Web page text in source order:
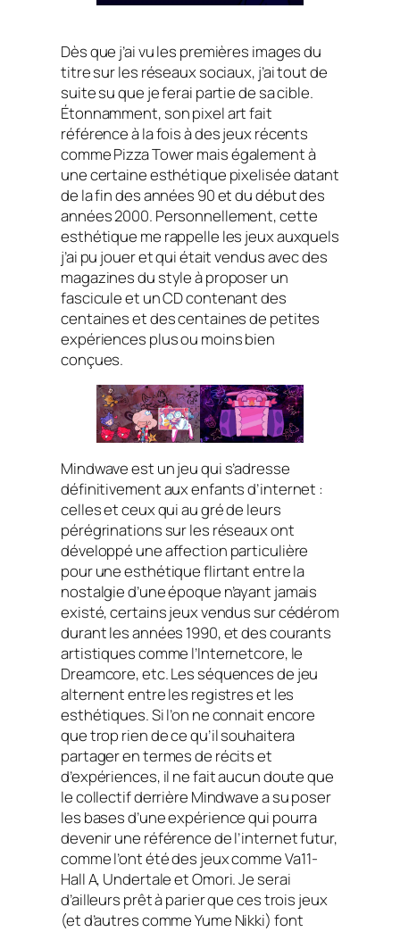
Dès que j’ai vu les premières images du
titre sur les réseaux sociaux, j’ai tout de
suite su que je ferai partie de sa cible.
Étonnamment, son pixel art fait
référence à la fois à des jeux récents
commePizza Towermais également à
une certaine esthétique pixelisée datant
de la fin des années 90 et du début des
années 2000. Personnellement, cette
esthétique me rappelle les jeux auxquels
j’ai pu jouer et qui était vendus avec des
magazines du style à proposer un
fascicule et un CD contenant des
centaines et des centaines de petites
expériences plus ou moins bien
conçues.
Mindwave est un jeu qui s’adresse
définitivement aux enfants d’internet :
celles et ceux qui au gré de leurs
pérégrinations sur les réseaux ont
développé une affection particulière
pour une esthétique flirtant entre la
nostalgie d’une époque n’ayant jamais
existé, certains jeux vendus sur cédérom
durant les années 1990, et des courants
artistiques comme l’Internetcore, le
Dreamcore, etc. Les séquences de jeu
alternent entre les registres et les
esthétiques. Si l’on ne connait encore
que trop rien de ce qu’il souhaitera
partager en termes de récits et
d’expériences, il ne fait aucun doute que
le collectif derrière Mindwave a su poser
les bases d’une expérience qui pourra
devenir une référence de l’internet futur,
comme l’ont été des jeux commeVa11-
Hall A, UndertaleetOmori. Je serai
d’ailleurs prêt à parier que ces trois jeux
(et d’autres comme Yume Nikki) font